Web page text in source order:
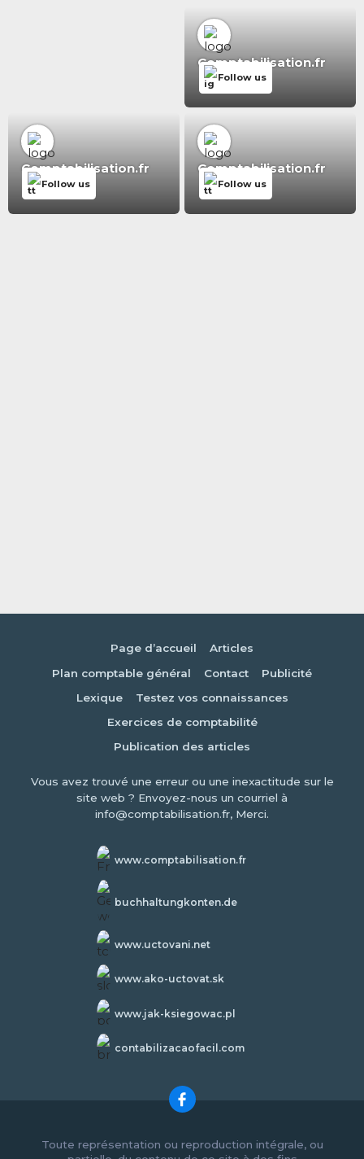
Comptabilisation.fr
Follow us
Comptabilisation.fr
Follow us
Comptabilisation.fr
Follow us
Page d’accueil
Articles
Plan comptable général
Contact
Publicité
Lexique
Testez vos connaissances
Exercices de comptabilité
Publication des articles
Vous avez trouvé une erreur ou une inexactitude sur le
site web ? Envoyez-nous un courriel à
info@comptabilisation.fr, Merci.
www.comptabilisation.fr
buchhaltungkonten.de
www.uctovani.net
www.ako-uctovat.sk
www.jak-ksiegowac.pl
contabilizacaofacil.com
Toute représentation ou reproduction intégrale, ou